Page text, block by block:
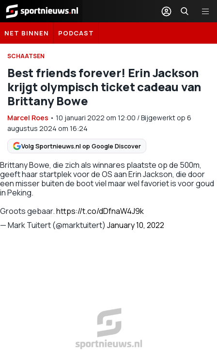
Sportnieuws.nl
NET BINNEN PODCAST
SCHAATSEN
Best friends forever! Erin Jackson
krijgt olympisch ticket cadeau van
Brittany Bowe
Marcel Roes • 10 januari 2022 om 12:00 /Bijgewerkt op 6
augustus 2024 om 16:24
Volg Sportnieuws.nl op Google Discover
Brittany Bowe, die zich als winnares plaatste op de 500m,
geeft haar startplek voor de OS aan Erin Jackson, die door
een misser buiten de boot viel maar wel favoriet is voor goud
in Peking.
Groots gebaar.https://t.co/dDfnaW4J9k
— Mark Tuitert (@marktuitert) January 10, 2022